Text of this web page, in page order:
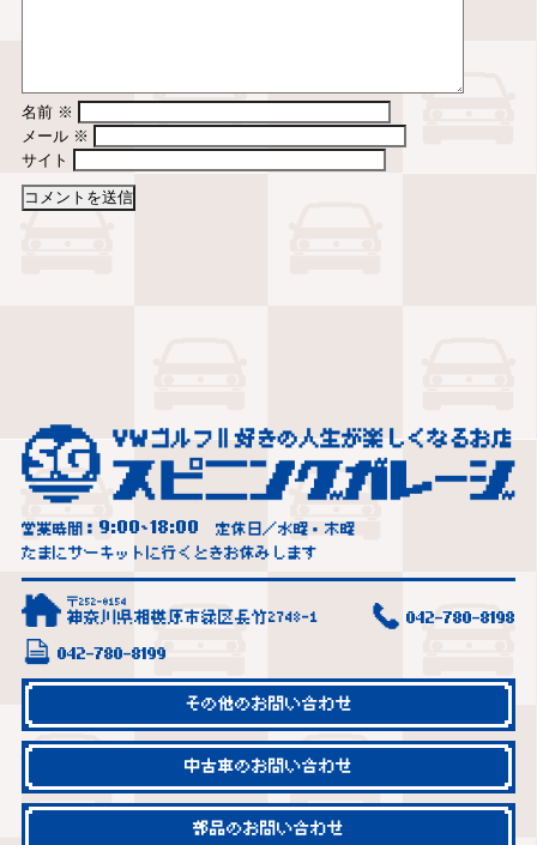
名前 ※
メール ※
サイト
営業時間： 9:00~18:00
定休日／水曜・木曜
たまにサーキットに行くときお休みします
〒252-0154
神奈川県相模原市緑区長竹2748-1 042-780-8198
042-780-8199
その他のお問い合わせ
中古車のお問い合わせ
部品のお問い合わせ